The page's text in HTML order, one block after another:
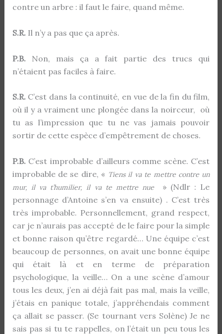
contre un arbre : il faut le faire, quand même.
S.R. Il n’y a pas que ça après.
P.B. Non, mais ça a fait partie des trucs qui
n’étaient pas faciles à faire.
S.R. C’est dans la continuité, en vue de la fin du film,
où il y a vraiment une plongée dans la noirceur, où
tu as l’impression que tu ne vas jamais pouvoir
sortir de cette espèce d’empêtrement de choses.
P.B. C’est improbable d’ailleurs comme scène. C’est
improbable de se dire, « Tiens il va te mettre contre un
mur, il va t’humilier, il va te mettre nue » (Ndlr : Le
personnage d’Antoine s’en va ensuite) . C’est très
très improbable. Personnellement, grand respect,
car je n’aurais pas accepté de le faire pour la simple
et bonne raison qu’être regardé… Une équipe c’est
beaucoup de personnes, on avait une bonne équipe
qui était là et en terme de préparation
psychologique, la veille… On a une scène d’amour
tous les deux, j’en ai déjà fait pas mal, mais la veille,
j’étais en panique totale, j’appréhendais comment
ça allait se passer. (Se tournant vers Solène) Je ne
sais pas si tu te rappelles, on l’était un peu tous les